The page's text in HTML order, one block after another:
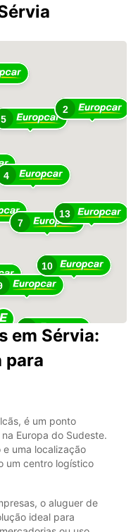
4
5
7
13
2
10
em Sérvia:
para
é um ponto
Europa do Sudeste.
e uma localização
um centro logístico
o aluguer de
ideal para